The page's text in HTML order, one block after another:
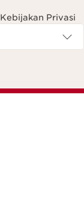
Kebijakan Privasi